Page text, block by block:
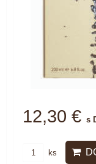
12,30 € s
ks